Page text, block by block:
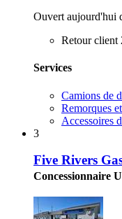
Ouvert aujourd'hui
Retour client
Services
Camions de
Remorques
Accessoires
3
Five Rivers
Concessionnaire